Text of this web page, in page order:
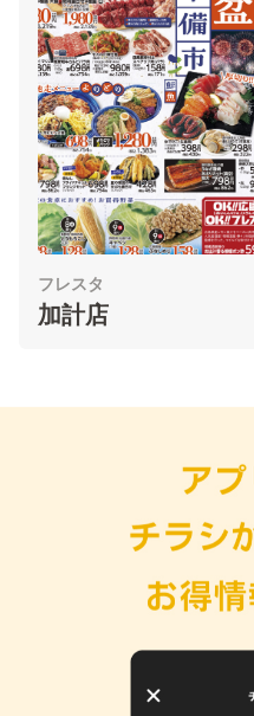
フレスタ
加計店